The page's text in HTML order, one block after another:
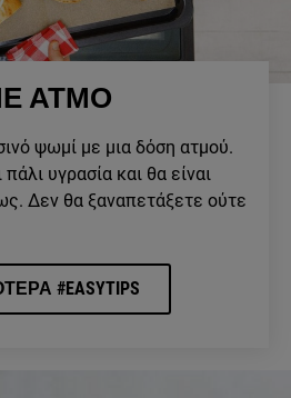
ΑΤΜΟ
ψωμί με μια δόση ατμού.
υγρασία και θα είναι
Δεν θα ξαναπετάξετε ούτε
#EASYTIPS